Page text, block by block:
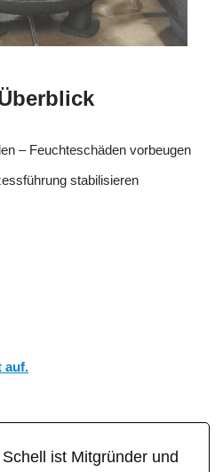
– Feuchteschäden vorbeugen
stabilisieren
auf.
ist Mitgründer und